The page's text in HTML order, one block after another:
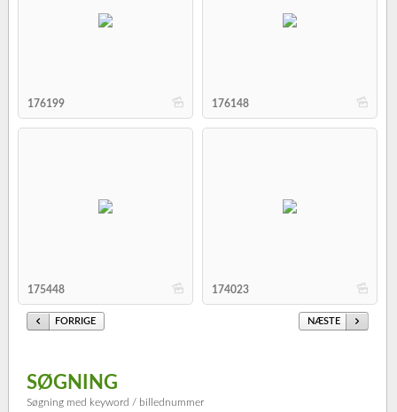
b
176199 b
176148
b
175448 b
174023
FORRIGE NÆSTE
SØGNING
Søgning med keyword / billednummer